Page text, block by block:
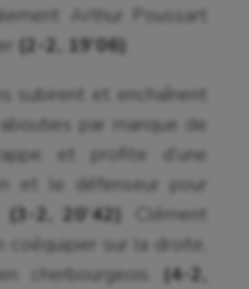
Arthur Poussart
(2-2, 19’06)
subirent et enchaînent
par manque de
et profite d’une
et le défenseur pour
(3-2, 20’42) . Clément
coéquipier sur la droite,
cherbourgeois (4-2,